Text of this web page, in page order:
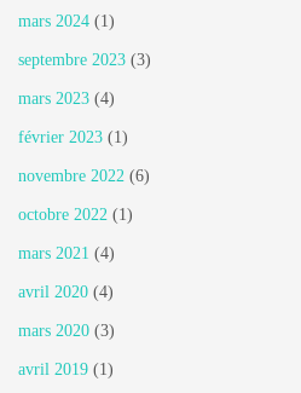
mars 2024 (1)
septembre 2023 (3)
mars 2023 (4)
février 2023 (1)
novembre 2022 (6)
octobre 2022 (1)
mars 2021 (4)
avril 2020 (4)
mars 2020 (3)
avril 2019 (1)